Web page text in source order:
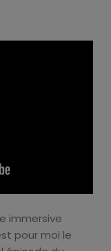
immersive
pour moi le